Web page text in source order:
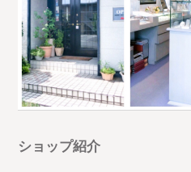
ショップ紹介